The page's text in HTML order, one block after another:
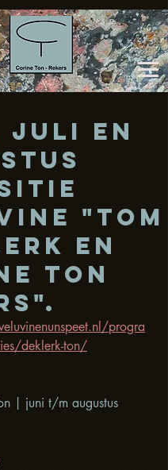
Juli en
"Tom
en
Ton
progra
deklerk-ton/
| juni t/m augustus